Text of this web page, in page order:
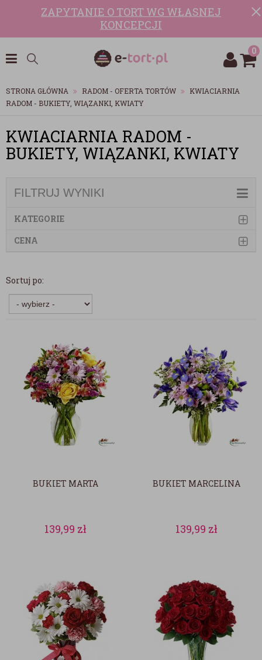
ZAPYTANIE O TORT WG WŁASNEJ
KONCEPCJI
0
STRONA GŁÓWNA RADOM - OFERTA TORTÓW
KWIACIARNIA
RADOM - BUKIETY, WIĄZANKI, KWIATY
KWIACIARNIA RADOM -
BUKIETY, WIĄZANKI, KWIATY
FILTRUJ WYNIKI
KATEGORIE
CENA
Sortuj po:
BUKIET MARTA
139,99 zł
BUKIET MARCELINA
139,99 zł